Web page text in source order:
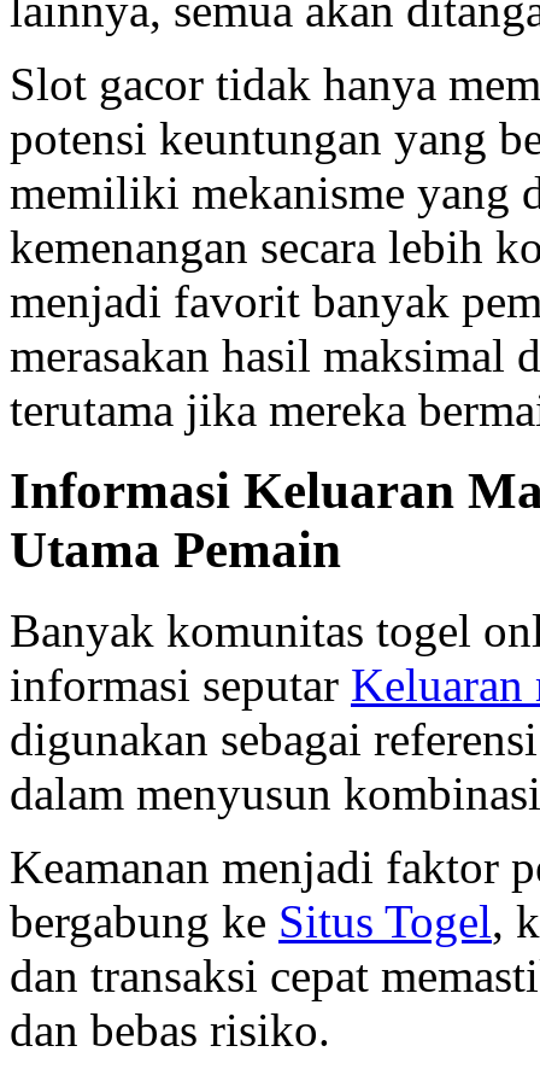
Slot gacor tidak hanya
potensi keuntungan yang
memiliki mekanisme yang
kemenangan secara lebih
menjadi favorit banyak
merasakan hasil maksimal
terutama jika mereka
Informasi Keluaran
Utama Pemain
Banyak komunitas togel
informasi seputar Keluaran
digunakan sebagai
dalam menyusun
Keamanan menjadi faktor
bergabung ke Situs Togel,
dan transaksi cepat
dan bebas risiko.